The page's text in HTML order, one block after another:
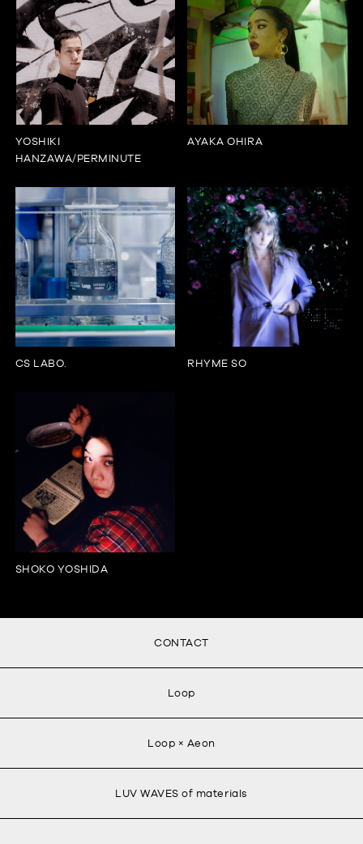
YOSHIKI
HANZAWA/PERMINUTE
AYAKA OHIRA
CS LABO. RHYME SO
SHOKO YOSHIDA
CONTACT
Loop
Loop × Aeon
LUV WAVES of materials